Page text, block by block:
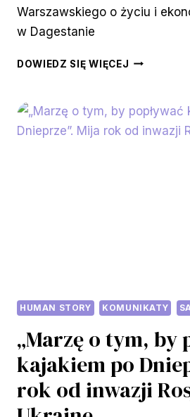
Warszawskiego o życiu i
w Dagestanie
DOWIEDZ SIĘ WIĘCEJ CO
W
UPRAWIE
HUMAN STORY KOMUNIKATY
„Marzę o tym, by
kajakiem po
rok od inwazji